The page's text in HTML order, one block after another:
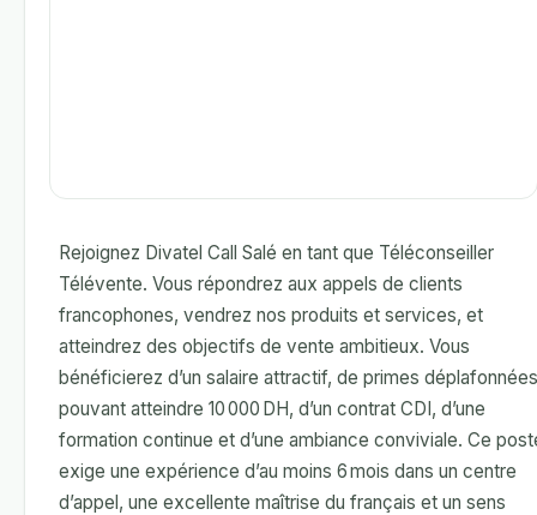
Rejoignez Divatel Call Salé en tant que Téléconseiller
Télévente. Vous répondrez aux appels de clients
francophones, vendrez nos produits et services, et
atteindrez des objectifs de vente ambitieux. Vous
bénéficierez d’un salaire attractif, de primes déplafonnées
pouvant atteindre 10 000 DH, d’un contrat CDI, d’une
formation continue et d’une ambiance conviviale. Ce
exige une expérience d’au moins 6 mois dans un centre
d’appel, une excellente maîtrise du français et un sens